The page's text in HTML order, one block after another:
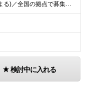
★リモートOK(案件による)／全国の拠点で募集中！ 北海道、宮城県、新潟県、東京都、大阪府、福岡県、沖縄県にある各拠点 ※様々な企業の現場で、当社プロジェクトに加わり業務を行っていただきます。 ※希望
検討中に入れる